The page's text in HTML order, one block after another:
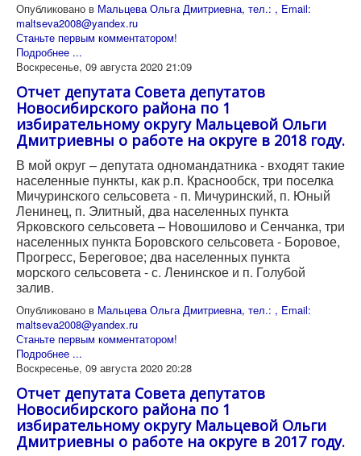
Опубликовано в Мальцева Ольга Дмитриевна, тел.: , Email:
maltseva2008@yandex.ru
Станьте первым комментатором!
Подробнее ...
Воскресенье, 09 августа 2020 21:09
Отчет депутата Совета депутатов
Новосибирского района по 1
избирательному округу Мальцевой Ольги
Дмитриевны о работе на округе в 2018 году.
В мой округ – депутата одномандатника - входят такие
населенные пункты, как р.п. Краснообск, три поселка
Мичуринского сельсовета - п. Мичуринский, п. Юный
Ленинец, п. Элитный, два населенных пункта
Ярковского сельсовета – Новошилово и Сенчанка, три
населенных пункта Боровского сельсовета - Боровое,
Прогресс, Береговое; два населенных пункта
морского сельсовета - с. Ленинское и п. Голубой
залив.
Опубликовано в Мальцева Ольга Дмитриевна, тел.: , Email:
maltseva2008@yandex.ru
Станьте первым комментатором!
Подробнее ...
Воскресенье, 09 августа 2020 20:28
Отчет депутата Совета депутатов
Новосибирского района по 1
избирательному округу Мальцевой Ольги
Дмитриевны о работе на округе в 2017 году.